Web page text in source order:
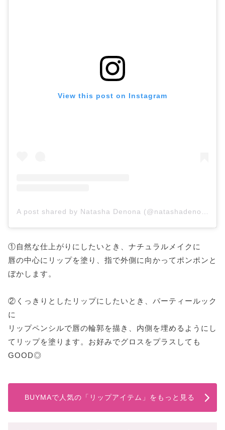
View this post on Instagram
①自然な仕上がりにしたいとき、ナチュラルメイクに
唇の中心にリップを塗り、指で外側に向かってポンポンと
ぼかします。
②くっきりとしたリップにしたいとき、パーティールック
に
リップペンシルで唇の輪郭を描き、内側を埋めるようにし
てリップを塗ります。お好みでグロスをプラスしても
GOOD◎
BUYMAで人気の「リップアイテム」をもっと見る